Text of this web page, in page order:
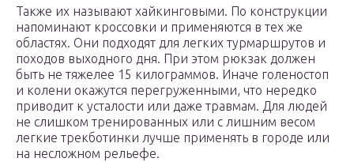
Также их называют хайкинговыми. По конструкции
напоминают кроссовки и применяются в тех же
областях. Они подходят для легких турмаршрутов и
походов выходного дня. При этом рюкзак должен
быть не тяжелее 15 килограммов. Иначе голеностоп
и колени окажутся перегруженными, что нередко
приводит к усталости или даже травмам. Для людей
не слишком тренированных или с лишним весом
легкие трекботинки лучше применять в городе или
на несложном рельефе.